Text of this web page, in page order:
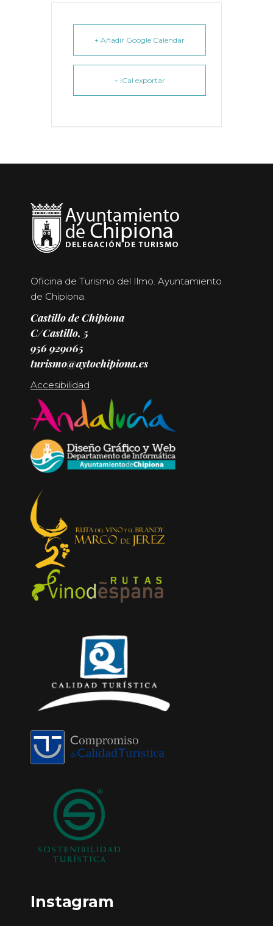
+ Añadir Google Calendar
+ iCal exportar
Oficina de Turismo del Ilmo. Ayuntamiento
de Chipiona.
Castillo de Chipiona
C/Castillo, 5
956 929065
turismo@aytochipiona.es
Accesibilidad
Instagram